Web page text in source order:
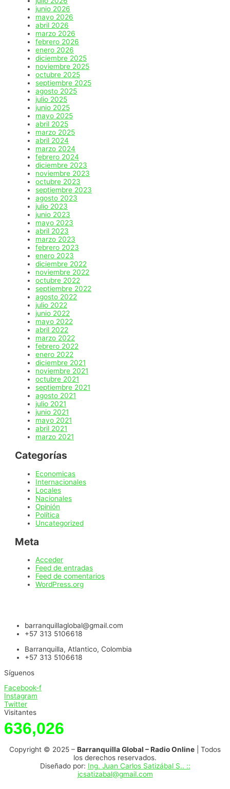
junio 2026
mayo 2026
abril 2026
marzo 2026
febrero 2026
enero 2026
diciembre 2025
noviembre 2025
octubre 2025
septiembre 2025
agosto 2025
julio 2025
junio 2025
mayo 2025
abril 2025
marzo 2025
abril 2024
marzo 2024
febrero 2024
diciembre 2023
noviembre 2023
octubre 2023
septiembre 2023
agosto 2023
julio 2023
junio 2023
mayo 2023
abril 2023
marzo 2023
febrero 2023
enero 2023
diciembre 2022
noviembre 2022
octubre 2022
septiembre 2022
agosto 2022
julio 2022
junio 2022
mayo 2022
abril 2022
marzo 2022
febrero 2022
enero 2022
diciembre 2021
noviembre 2021
octubre 2021
septiembre 2021
agosto 2021
julio 2021
junio 2021
mayo 2021
abril 2021
marzo 2021
Categorías
Economicas
Internacionales
Locales
Nacionales
Opinión
Política
Uncategorized
Meta
Acceder
Feed de entradas
Feed de comentarios
WordPress.org
barranquillaglobal@gmail.com
+57 313 5106618
Barranquilla, Atlantico, Colombia
+57 313 5106618
Síguenos
Facebook-f
Instagram
Twitter
Visitantes
636,026
Copyright © 2025 – Barranquilla Global – Radio Online | Todos
los derechos reservados.
Diseñado por: Ing. Juan Carlos Satizábal S.. ::
jcsatizabal@gmail.com